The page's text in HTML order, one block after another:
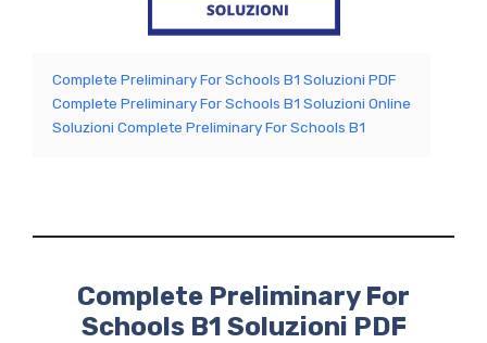
Complete Preliminary For Schools B1 Soluzioni PDF
Complete Preliminary For Schools B1 Soluzioni Online
Soluzioni Complete Preliminary For Schools B1
Complete Preliminary For
Schools B1 Soluzioni PDF